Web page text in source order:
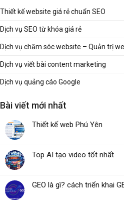
Thiết kế website giá rẻ chuẩn SEO
Dịch vụ SEO từ khóa giá rẻ
Dịch vụ chăm sóc website – Quản trị
Dịch vụ viết bài content marketing
Dịch vụ quảng cáo Google
Bài viết mới nhất
Thiết kế web Phú Yên
Top AI tạo video tốt nhất
GEO là gì? cách triển khai